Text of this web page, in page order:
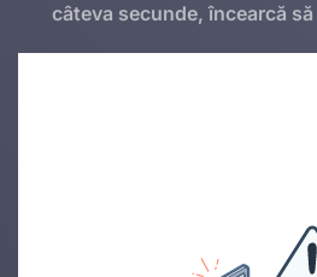
câteva secunde, încearcă